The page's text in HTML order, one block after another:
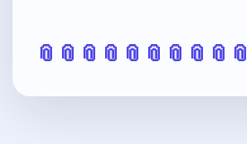
📎 📎 📎 📎 📎 📎 📎 📎 📎 📎